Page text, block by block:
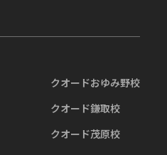
クオードおゆみ野校
クオード鎌取校
クオード茂原校